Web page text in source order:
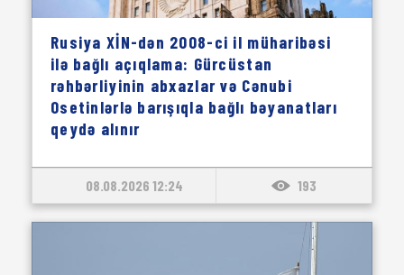
Rusiya XİN-dən 2008-ci il müharibəsi
ilə bağlı açıqlama: Gürcüstan
rəhbərliyinin abxazlar və Cənubi
Osetinlərlə barışıqla bağlı bəyanatları
qeydə alınır
08.08.2026 12:24 193